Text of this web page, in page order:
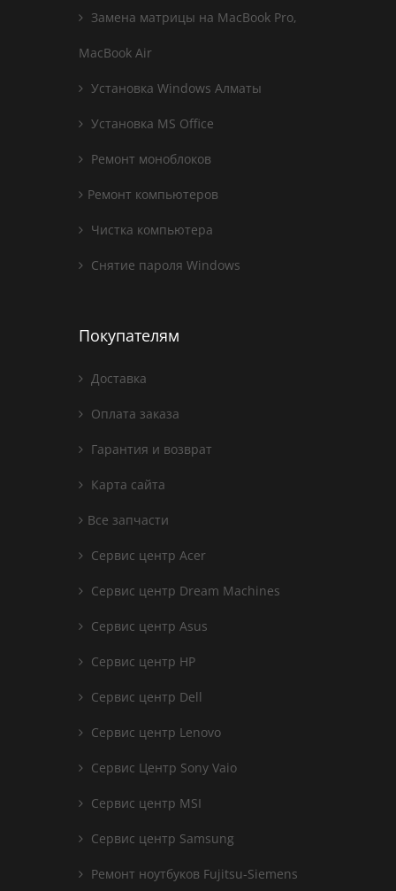
Замена матрицы на MacBook Pro,
MacBook Air
Установка Windows Алматы
Установка MS Office
Ремонт моноблоков
Ремонт компьютеров
Чистка компьютера
Снятие пароля Windows
Покупателям
Доставка
Оплата заказа
Гарантия и возврат
Карта сайта
Все запчасти
Сервис центр Acer
Сервис центр Dream Machines
Сервис центр Asus
Сервис центр HP
Сервис центр Dell
Сервис центр Lenovo
Сервис Центр Sony Vaio
Сервис центр MSI
Сервис центр Samsung
Ремонт ноутбуков Fujitsu-Siemens